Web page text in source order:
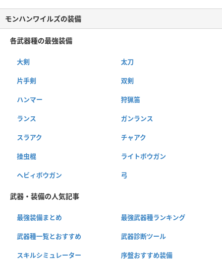
モンハンワイルズの装備
各武器種の最強装備
大剣 太刀
片手剣 双剣
ハンマー 狩猟笛
ランス ガンランス
スラアク チャアク
操虫棍 ライトボウガン
ヘビィボウガン 弓
武器・装備の人気記事
最強装備まとめ 最強武器種ランキング
武器種一覧とおすすめ 武器診断ツール
スキルシミュレーター 序盤おすすめ装備